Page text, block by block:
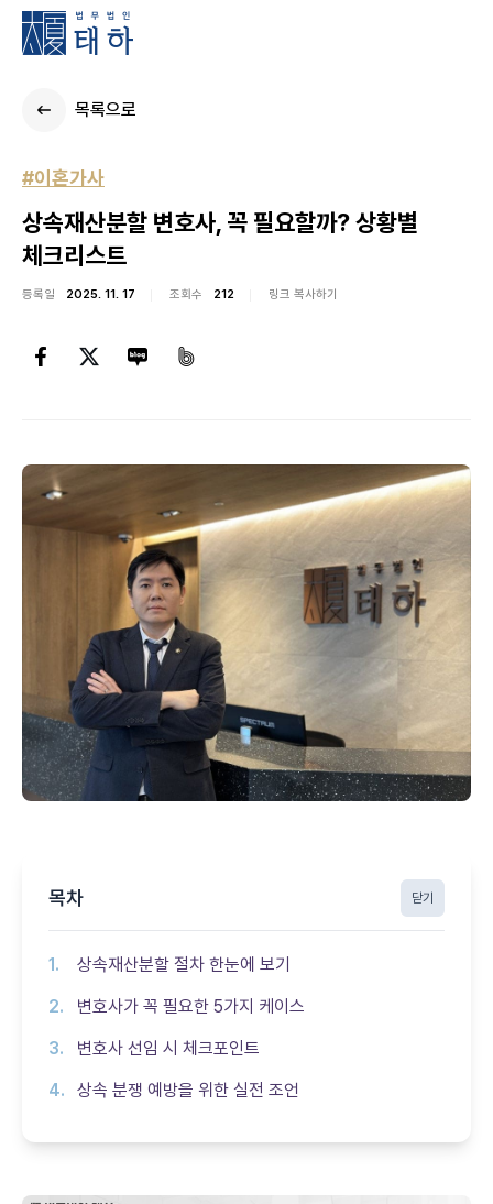
목록으로
#이혼가사
상속재산분할 변호사, 꼭 필요할까? 상황별
체크리스트
등록일 2025. 11. 17 조회수 212 링크 복사하기
목차 닫기
상속재산분할 절차 한눈에 보기
변호사가 꼭 필요한 5가지 케이스
변호사 선임 시 체크포인트
상속 분쟁 예방을 위한 실전 조언